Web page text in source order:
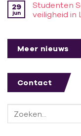
29
jun
Studenten
veiligheid in
Meer nieuws
Contact